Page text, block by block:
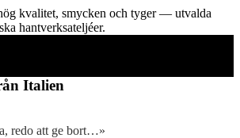
kvalitet, smycken och tyger — utvalda
hantverksateljéer.
Italien
redo att ge bort…»